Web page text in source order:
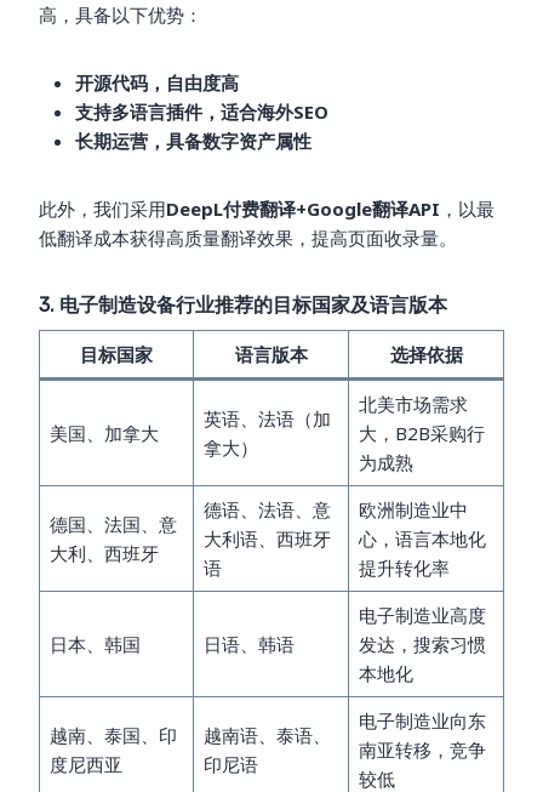
高，具备以下优势：
开源代码，自由度高
支持多语言插件，适合海外SEO
长期运营，具备数字资产属性
此外，我们采用DeepL付费翻译+Google翻译API ，以最
低翻译成本获得高质量翻译效果，提高页面收录量。
3. 电子制造设备行业推荐的目标国家及语言版本
目标国家 语言版本 选择依据
美国、加拿大
英语、法语（加
拿大）
北美市场需求
大，B2B采购行
为成熟
德国、法国、意
大利、西班牙
德语、法语、意
大利语、西班牙
语
欧洲制造业中
心，语言本地化
提升转化率
日本、韩国 日语、韩语
电子制造业高度
发达，搜索习惯
本地化
越南、泰国、印
度尼西亚
越南语、泰语、
印尼语
电子制造业向东
南亚转移，竞争
较低